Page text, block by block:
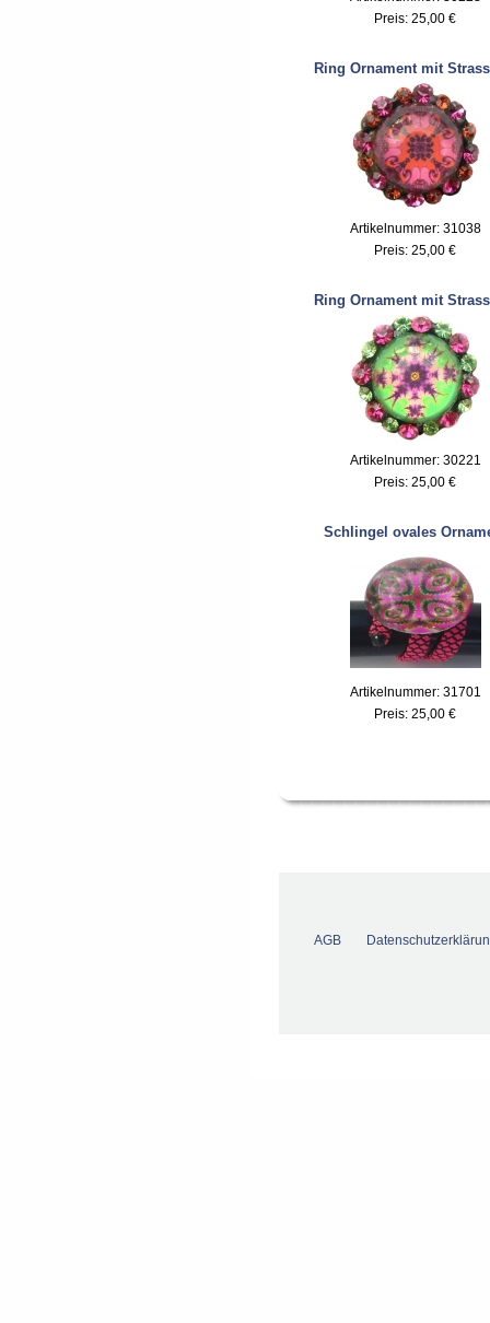
Preis: 25,00 €
Ring Ornament mit
Artikelnummer: 31038
Preis: 25,00 €
Ring Ornament mit
Artikelnummer: 30221
Preis: 25,00 €
Schlingel ovales
Artikelnummer: 31701
Preis: 25,00 €
AGB